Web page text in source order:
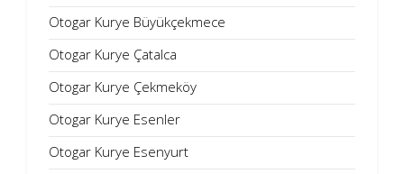
Otogar Kurye Büyükçekmece
Otogar Kurye Çatalca
Otogar Kurye Çekmeköy
Otogar Kurye Esenler
Otogar Kurye Esenyurt